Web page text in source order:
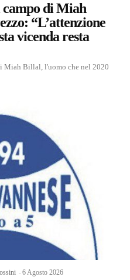
campo di Miah
“L’attenzione
vicenda resta
Miah Billal, l'uomo che nel 2020
-6 Agosto 2026